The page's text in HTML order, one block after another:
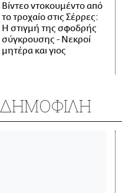
Βίντεο ντοκουμέντο από
το τροχαίο στις Σέρρες:
Η στιγμή της σφοδρής
σύγκρουσης - Νεκροί
μητέρα και γιος
ΔΗΜΟΦΙΛΗ